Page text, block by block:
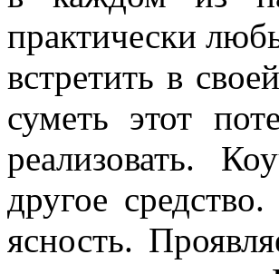
практически
встретить в
суметь этот
реализовать.
другое
ясность.